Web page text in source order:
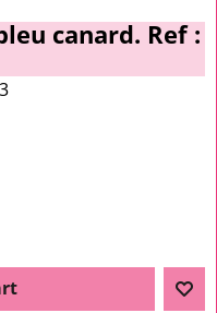
canard. Ref :